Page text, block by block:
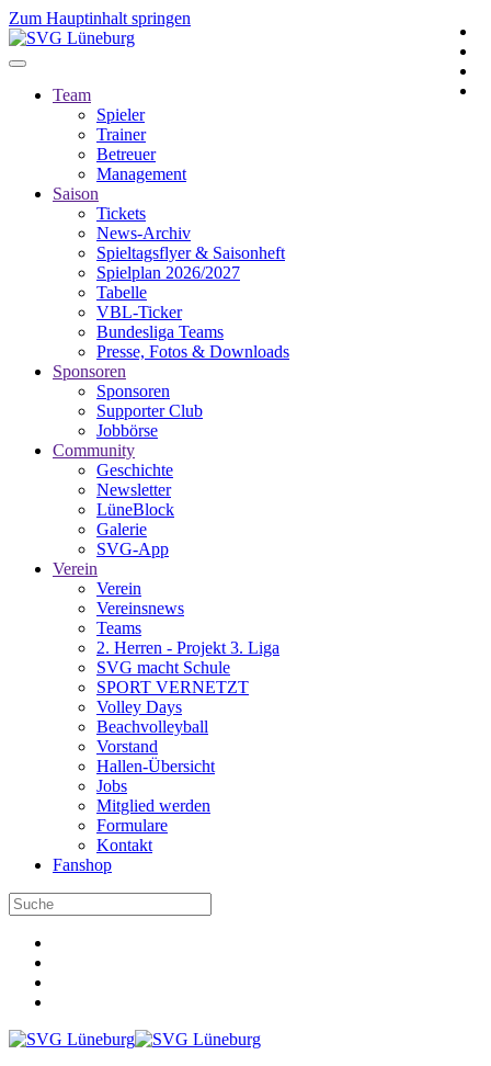
Zum Hauptinhalt springen
Team
Spieler
Trainer
Betreuer
Management
Saison
Tickets
News-Archiv
Spieltagsflyer & Saisonheft
Spielplan 2026/2027
Tabelle
VBL-Ticker
Bundesliga Teams
Presse, Fotos & Downloads
Sponsoren
Sponsoren
Supporter Club
Jobbörse
Community
Geschichte
Newsletter
LüneBlock
Galerie
SVG-App
Verein
Verein
Vereinsnews
Teams
2. Herren - Projekt 3. Liga
SVG macht Schule
SPORT VERNETZT
Volley Days
Beachvolleyball
Vorstand
Hallen-Übersicht
Jobs
Mitglied werden
Formulare
Kontakt
Fanshop